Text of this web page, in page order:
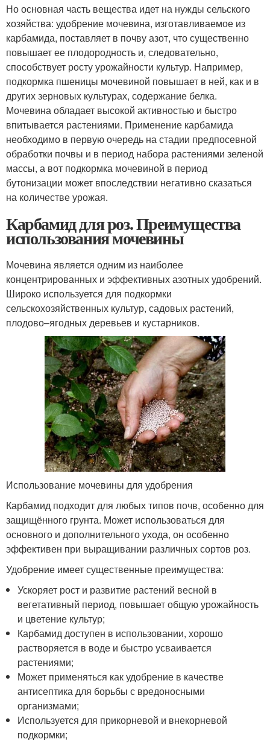
Но основная часть вещества идет на нужды сельского
хозяйства: удобрение мочевина, изготавливаемое из
карбамида, поставляет в почву азот, что существенно
повышает ее плодородность и, следовательно,
способствует росту урожайности культур. Например,
подкормка пшеницы мочевиной повышает в ней, как и в
других зерновых культурах, содержание белка.
Мочевина обладает высокой активностью и быстро
впитывается растениями. Применение карбамида
необходимо в первую очередь на стадии предпосевной
обработки почвы и в период набора растениями зеленой
массы, а вот подкормка мочевиной в период
бутонизации может впоследствии негативно сказаться
на количестве урожая.
Карбамид для роз. Преимущества
использования мочевины
Мочевина является одним из наиболее
концентрированных и эффективных азотных удобрений.
Широко используется для подкормки
сельскохозяйственных культур, садовых растений,
плодово–ягодных деревьев и кустарников.
Использование мочевины для удобрения
Карбамид подходит для любых типов почв, особенно для
защищённого грунта. Может использоваться для
основного и дополнительного ухода, он особенно
эффективен при выращивании различных сортов роз.
Удобрение имеет существенные преимущества:
Ускоряет рост и развитие растений весной в
вегетативный период, повышает общую урожайность
и цветение культур;
Карбамид доступен в использовании, хорошо
растворяется в воде и быстро усваивается
растениями;
Может применяться как удобрение в качестве
антисептика для борьбы с вредоносными
организмами;
Используется для прикорневой и внекорневой
подкормки;